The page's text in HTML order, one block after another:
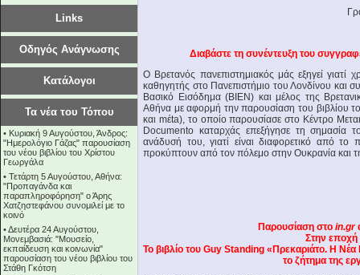
Links
Οδηγός Ανάγνωσης
Κατάλογοι
Τα νέα του Τόπου
• Κυριακή 9 Αυγούστου, Άνδρος:
"Ημερολόγιο Γάζας" παρουσίαση
του νέου βιβλίου του Χρίστου
Γεωργάλα
• Τετάρτη 5 Αυγούστου, Αθήνα:
"Προπαγάνδα και
παραπληροφόρηση" ο Άρης
Χατζηστεφάνου συνομιλεί με το
κοινό
•Δευτέρα 24 Αυγούστου,
Μονεμβασιά: "Μουσείο,
εκπαίδευση και κοινωνία"
παρουσίαση του νέου βιβλίου του
Στάθη Γκότση
Διαβάστε τη συνέντευξη του
O Βρετανός πανεπιστημιακός μάς εξηγεί γιατί
καθηγητής στο Πανεπιστήμιο του Λονδίνου και
Βασικό Εισόδημα (BIEN) και μέλος της
Αθήνα με αφορμή την παρουσίαση του βιβλίου
και mέta), το οποίο παρουσίασε στο Κέντρο
Documento καταρχάς επεξήγησε τη σημασία
ανάδυσή του, γιατί είναι διαφορετικό από το
προκύπτουν από τον πόλεμο στην Ουκρανία και
Παρουσίαση στο in.gr
Στην εποχή
Το βιβλίο του Guy Standing «Πρεκαριάτο. Η Νέα
το ζήτημα της